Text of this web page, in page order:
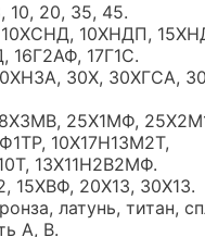
10, 20, 35, 45.
10ХНДП,
16Г2АФ, 17Г1С.
30Х, 30ХГСА,
25Х1МФ,
10Х17Н13М2Т,
13Х11Н2В2МФ.
15ХВФ, 20Х13, 30Х13.
латунь, титан,
A, B.